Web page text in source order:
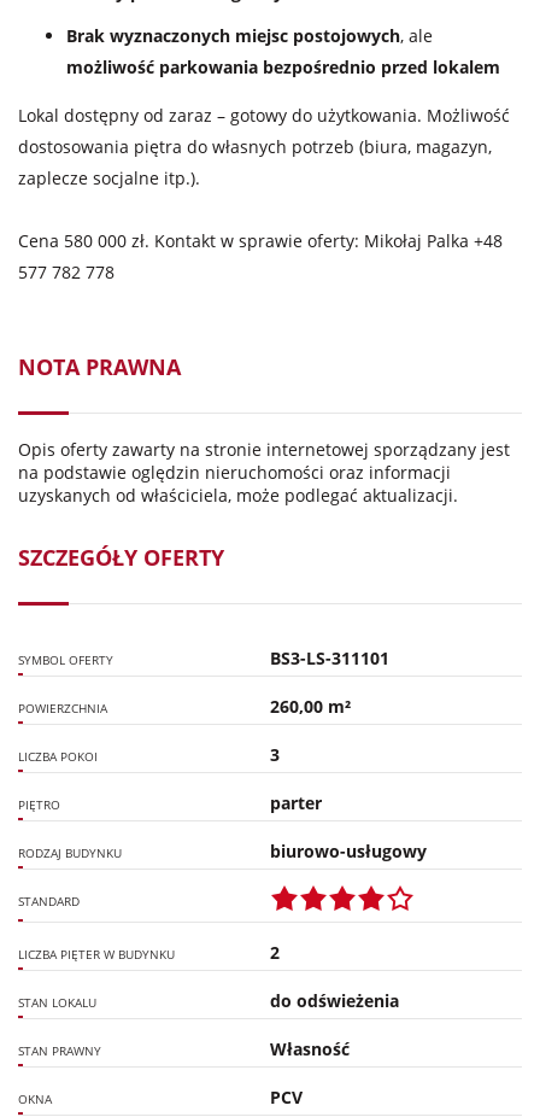
Brak wyznaczonych miejsc postojowych, ale
możliwość parkowania bezpośrednio przed lokalem
Lokal dostępny od zaraz – gotowy do użytkowania. Możliwość
dostosowania piętra do własnych potrzeb (biura, magazyn,
zaplecze socjalne itp.).
Cena 580 000 zł. Kontakt w sprawie oferty: Mikołaj Palka +48
577 782 778
NOTA PRAWNA
Opis oferty zawarty na stronie internetowej sporządzany jest
na podstawie oględzin nieruchomości oraz informacji
uzyskanych od właściciela, może podlegać aktualizacji.
SZCZEGÓŁY OFERTY
SYMBOL OFERTY BS3-LS-311101
POWIERZCHNIA 260,00 m²
LICZBA POKOI 3
PIĘTRO parter
RODZAJ BUDYNKU biurowo-usługowy
STANDARD
LICZBA PIĘTER W BUDYNKU 2
STAN LOKALU do odświeżenia
STAN PRAWNY Własność
OKNA PCV